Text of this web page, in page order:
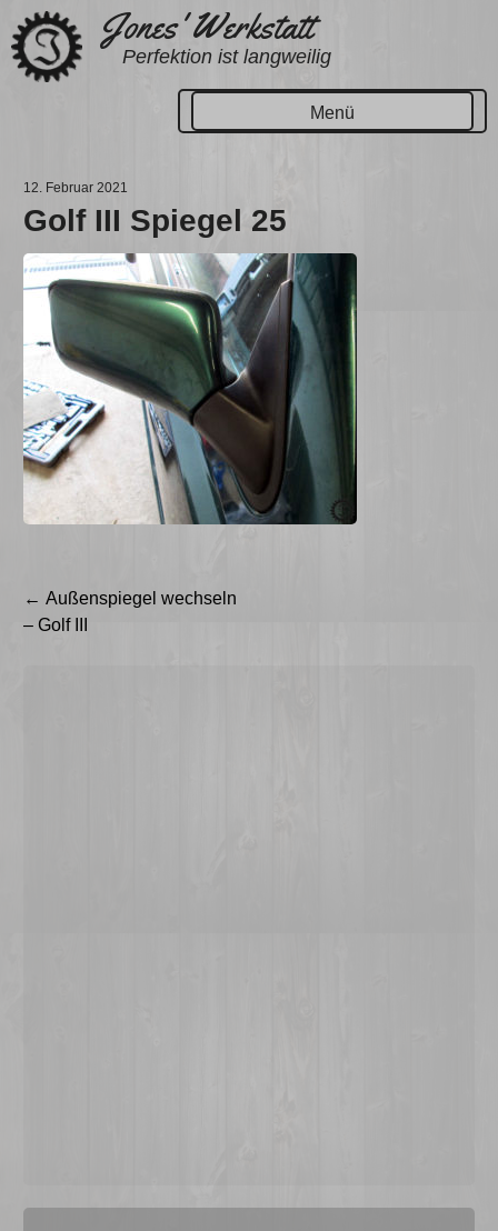
Zum
Inhalt
springen
Jones' Werkstatt
Perfektion ist langweilig
Menü
12. Februar 2021
Golf III Spiegel 25
Beitragsnavigation
← Außenspiegel wechseln
– Golf III